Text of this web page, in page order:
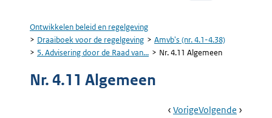
Kruimelpad
Ontwikkelen beleid en regelgeving
Draaiboek voor de regelgeving
Amvb's (nr. 4.1-4.38)
5. Advisering door de Raad van...
Nr. 4.11 Algemeen
Nr. 4.11 Algemeen
Book
Ga
VorigePagina:
Ga
Volgende Pagina: